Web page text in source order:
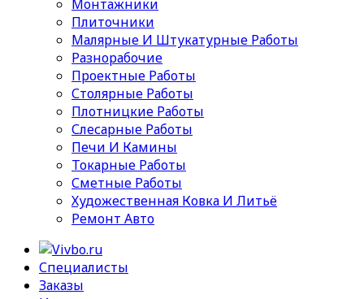
Монтажники
Плиточники
Малярные И Штукатурные Работы
Разнорабочие
Проектные Работы
Столярные Работы
Плотницкие Работы
Слесарные Работы
Печи И Камины
Токарные Работы
Сметные Работы
Художественная Ковка И Литьё
Ремонт Авто
Специалисты
Заказы